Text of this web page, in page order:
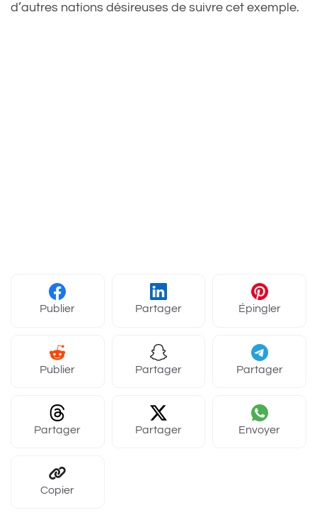
d’autres nations désireuses de suivre cet exemple.
Publier Partager Épingler
Publier Partager Partager
Partager Partager Envoyer
Copier